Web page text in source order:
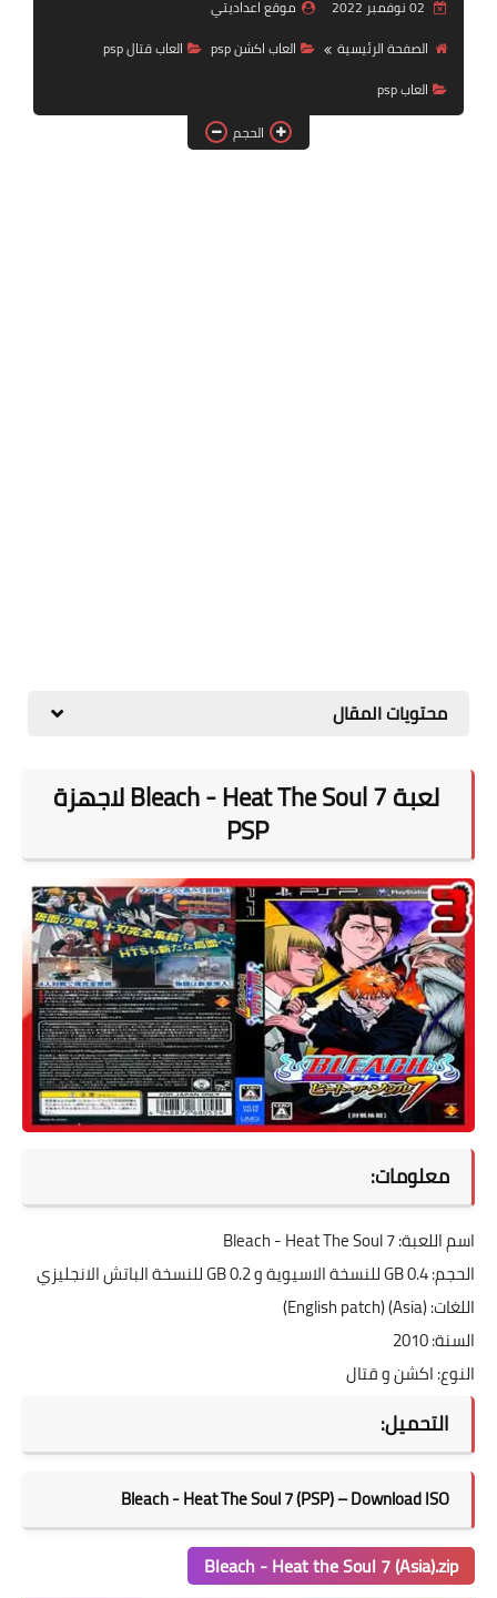
بلايستيشن PS2موقع اعداديتي
الصفحة الرئيسية
العاب اكشن psp
العاب قتال psp
العاب psp
الحجم
محتويات المقال
لعبة Bleach - Heat The Soul 7 لاجهزة
PSP
معلومات:
اسم اللعبة: Bleach - Heat The Soul 7
الحجم: 0.4 GB للنسخة الاسيوية و 0.2 GB للنسخة الباتش الانجليزي
اللغات: (Asia) (English patch)
السنة: 2010
النوع: اكشن و قتال
التحميل:
Bleach - Heat The Soul 7 (PSP) – Download ISO
Bleach - Heat the Soul 7 (Asia).zip